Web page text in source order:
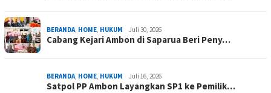
BERANDA, HOME, HUKUM Juli 30, 2026
Cabang Kejari Ambon di Saparua Beri Peny…
BERANDA, HOME, HUKUM Juli 16, 2026
Satpol PP Ambon Layangkan SP1 ke Pemilik…